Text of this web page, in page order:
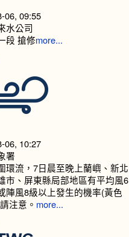
06, 09:55
水公司
段 搶修more...
06, 10:27
署
環流，7日晨至晚上蘭嶼、新北
市、屏東縣局部地區有平均風6
陣風8級以上發生的機率(黃色
注意。 more...